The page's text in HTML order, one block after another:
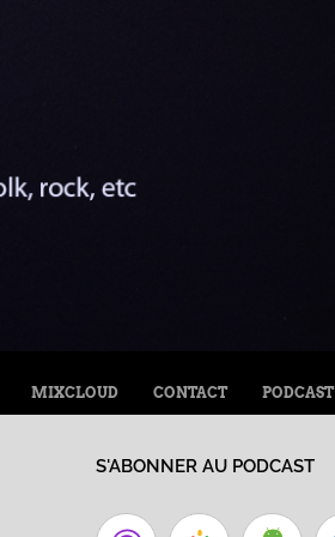
MIXCLOUD CONTACT PODCAST
S'ABONNER AU PODCAST